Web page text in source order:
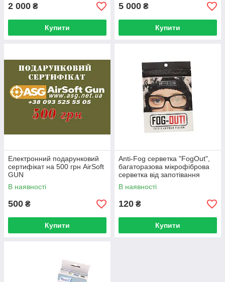
2 000 ₴
Купити
5 000 ₴
Купити
Електронний подарунковий
сертифікат на 500 грн AirSoft
GUN
В наявності
500 ₴
Купити
Anti-Fog серветка "FogOut",
багаторазова мікрофіброва
серветка від запотівання
В наявності
120 ₴
Купити